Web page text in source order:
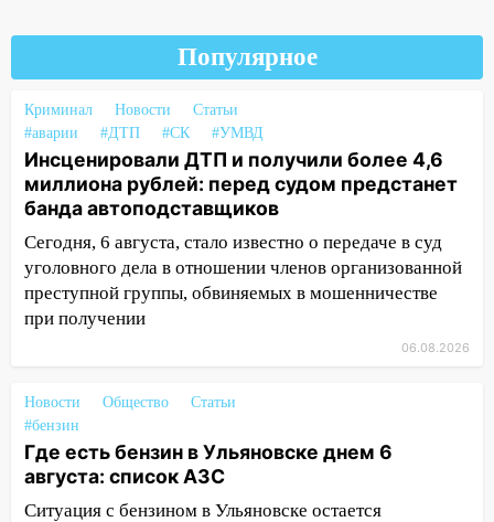
13:36 В Инзе произошел крупный пожар
В суде защитили репутацию
обвиняли в жестоком обращении с
животными
12:28 Миллион на «льготниках»: в
Ульяновской области перевозчик
провернул хитрую схему с чужими
проездными
12:10 Ульяновский алиментщик накопил
120 тысяч долга
области
11:30 Кабмин РФ разрешил до 1 июля
2027 года импорт, выпуск и обращение
бензина Евро 2, Евро 3, Евро 4
Популярное
Криминал Новости
Статьи
#аварии
#ДТП #СК #УМВД
Инсценировали ДТП и получили более 4,6
миллиона рублей: перед судом предстанет
банда автоподставщиков
Сегодня, 6 августа, стало известно о передаче в суд
уголовного дела в отношении членов организованной
преступной группы, обвиняемых в мошенничестве
при получении
06.08.2026
Новости Общество
Статьи
#бензин
Где есть бензин в Ульяновске днем 6
августа: список АЗС
Ситуация с бензином в Ульяновске остается